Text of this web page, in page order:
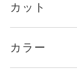
カット
カラー